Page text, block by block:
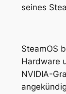
seines
SteamOS
Hardware
NVIDIA-